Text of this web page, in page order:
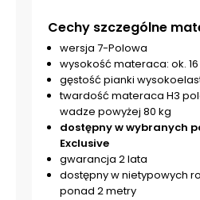
Cechy szczególne
wersja 7-Polowa
wysokość materaca: ok.
gęstość pianki
twardość materaca H3
wadze powyżej 80 kg
dostępny w wybranych
Exclusive
gwarancja 2 lata
dostępny w nietypowych
ponad 2 metry